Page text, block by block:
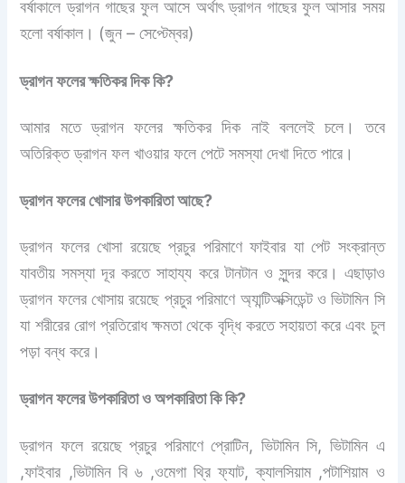
বর্ষাকালে ড্রাগন গাছের ফুল আসে অর্থাৎ ড্রাগন গাছের ফুল আসার সময়
হলো বর্ষাকাল। (জুন – সেপ্টেম্বর)
ড্রাগন ফলের ক্ষতিকর দিক কি?
আমার মতে ড্রাগন ফলের ক্ষতিকর দিক নাই বললেই চলে। তবে
অতিরিক্ত ড্রাগন ফল খাওয়ার ফলে পেটে সমস্যা দেখা দিতে পারে।
ড্রাগন ফলের খোসার উপকারিতা আছে?
ড্রাগন ফলের খোসা রয়েছে প্রচুর পরিমাণে ফাইবার যা পেট সংক্রান্ত
যাবতীয় সমস্যা দূর করতে সাহায্য করে টানটান ও সুন্দর করে। এছাড়াও
ড্রাগন ফলের খোসায় রয়েছে প্রচুর পরিমাণে অ্যান্টিঅক্সিডেন্ট ও ভিটামিন সি
যা শরীরের রোগ প্রতিরোধ ক্ষমতা থেকে বৃদ্ধি করতে সহায়তা করে এবং চুল
পড়া বন্ধ করে।
ড্রাগন ফলের উপকারিতা ও অপকারিতা কি কি?
ড্রাগন ফলে রয়েছে প্রচুর পরিমাণে প্রোটিন, ভিটামিন সি, ভিটামিন এ
,ফাইবার ,ভিটামিন বি ৬ ,ওমেগা থ্রি ফ্যাট, ক্যালসিয়াম ,পটাশিয়াম ও